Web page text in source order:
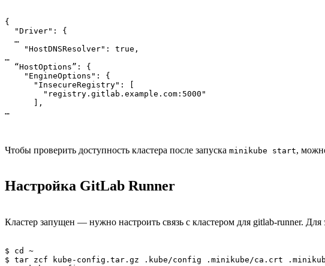
{
  "Driver": {
  …
    "HostDNSResolver": true,
…
  “HostOptions”: {
    "EngineOptions": {
      "InsecureRegistry": [
        "registry.gitlab.example.com:5000"
      ],
…
Чтобы проверить доступность кластера после запуска minikube start,
Настройка GitLab Runner
Кластер запущен — нужно настроить связь с кластером для gitlab-runner.
$ cd ~
$ tar zcf kube-config.tar.gz .kube/config .minikube/ca.crt